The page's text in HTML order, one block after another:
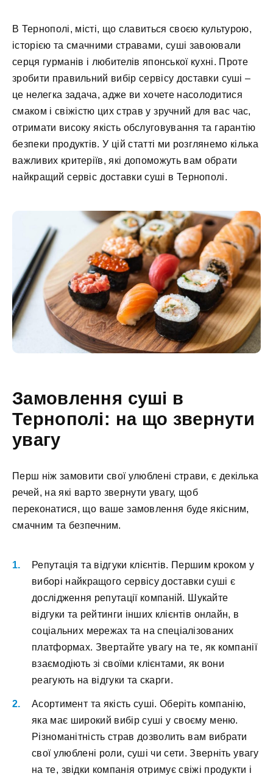
В Тернополі, місті, що славиться своєю культурою,
історією та смачними стравами, суші завоювали
серця гурманів і любителів японської кухні. Проте
зробити правильний вибір сервісу доставки суші –
це нелегка задача, адже ви хочете насолодитися
смаком і свіжістю цих страв у зручний для вас час,
отримати високу якість обслуговування та гарантію
безпеки продуктів. У цій статті ми розглянемо кілька
важливих критеріїв, які допоможуть вам обрати
найкращий сервіс доставки суші в Тернополі.
Замовлення суші в
Тернополі: на що звернути
увагу
Перш ніж замовити свої улюблені страви, є декілька
речей, на які варто звернути увагу, щоб
переконатися, що ваше замовлення буде якісним,
смачним та безпечним.
Репутація та відгуки клієнтів. Першим кроком у
виборі найкращого сервісу доставки суші є
дослідження репутації компаній. Шукайте
відгуки та рейтинги інших клієнтів онлайн, в
соціальних мережах та на спеціалізованих
платформах. Звертайте увагу на те, як компанії
взаємодіють зі своїми клієнтами, як вони
реагують на відгуки та скарги.
Асортимент та якість суші. Оберіть компанію,
яка має широкий вибір суші у своєму меню.
Різноманітність страв дозволить вам вибрати
свої улюблені роли, суші чи сети. Зверніть увагу
на те, звідки компанія отримує свіжі продукти і